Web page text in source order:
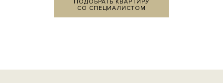
ПОДОБРАТЬ КВАРТИРУ
СО СПЕЦИАЛИСТОМ